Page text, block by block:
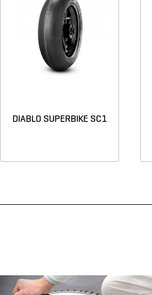
DIABLO SUPERBIKE SC1